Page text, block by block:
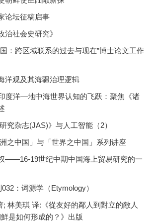
论坛征稿启事
治社会史研究》
：跨区域联系的过去与现在”博士论文工作
洋观及其海疆治理逻辑
度洋—地中海世界认知的飞跃：聚焦《诸
究杂志(JAS)》与人工智能（2）
之中国」与「世界之中国」系列讲座
——16-19世纪中期中国海上贸易研究的一
：词源学（Etymology）
; 林美琪 译:《從友好的鄰人到對立的敵人
是如何形成的？》出版